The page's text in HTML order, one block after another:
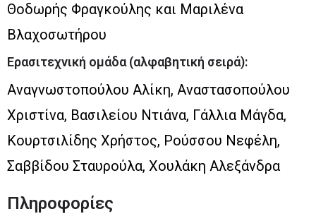
Θοδωρής Φραγκούλης και Μαριλένα
Βλαχοσωτήρου
Ερασιτεχνική ομάδα (αλφαβητική σειρά):
Αναγνωστοπούλου Αλίκη, Αναστασοπούλου
Χριστίνα, Βασιλείου Ντιάνα, Γάλλια Μάγδα,
Κουρτσιλίδης Χρήστος, Ρούσσου Νεφέλη,
Σαββίδου Σταυρούλα, Χουλάκη Αλεξάνδρα
Πληροφορίες